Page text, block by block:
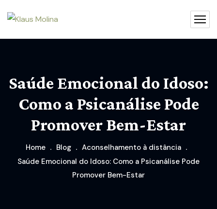
Saúde Emocional do Idoso:
Como a Psicanálise Pode
Promover Bem-Estar
Home Blog
Aconselhamento à distância
Saúde Emocional do Idoso: Como a Psicanálise Pode
Promover Bem-Estar